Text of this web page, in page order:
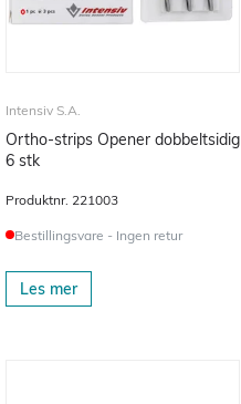
Intensiv S.A.
Ortho-strips Opener dobbeltsidig
6 stk
Produktnr. 221003
Bestillingsvare - Ingen retur
Les mer